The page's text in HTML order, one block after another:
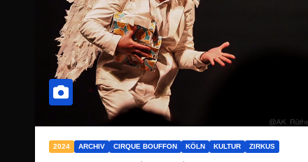
2024 ARCHIV CIRQUE BOUFFON KÖLN KULTUR ZIRKUS